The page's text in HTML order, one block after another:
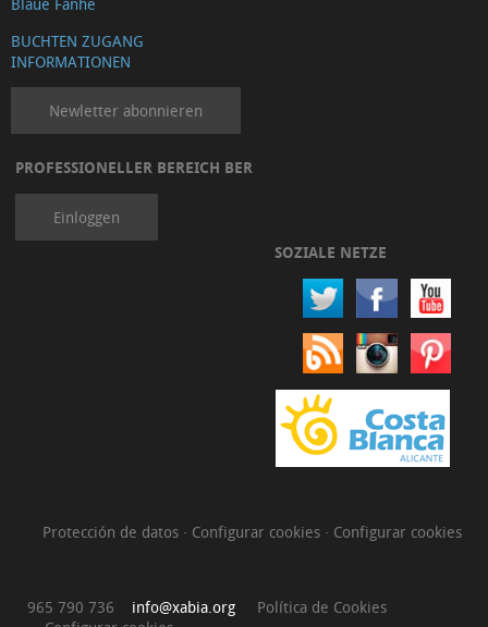
BUCHTEN ZUGANG
INFORMATIONEN
Newletter abonnieren
PROFESSIONELLER BEREICH BER
Einloggen
SOZIALE NETZE
Protección de datos · Configurar cookies · Configurar cookies
965 790 736 info@xabia.org
Política de Cookies